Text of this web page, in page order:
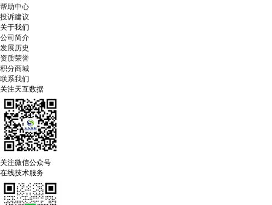
帮助中心
投诉建议
关于我们
公司简介
发展历史
资质荣誉
积分商城
联系我们
关注天互数据
关注微信公众号
在线技术服务